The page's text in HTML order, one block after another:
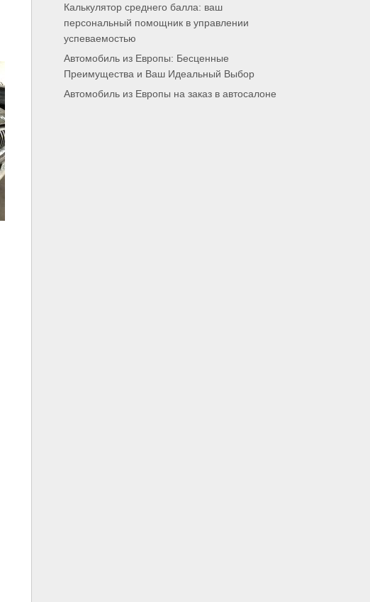
Калькулятор среднего балла: ваш
персональный помощник в управлении
успеваемостью
Автомобиль из Европы: Бесценные
Преимущества и Ваш Идеальный Выбор
Автомобиль из Европы на заказ в автосалоне